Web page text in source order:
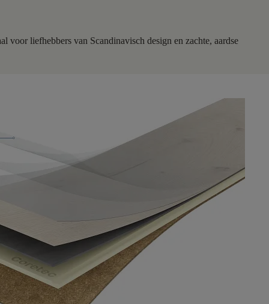
voor liefhebbers van Scandinavisch design en zachte, aardse